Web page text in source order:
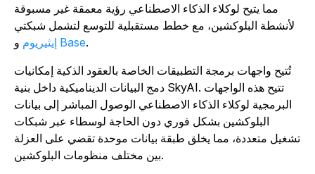
مما يتيح لوكلاء الذكاء الاصطناعي رؤية معمقة غير مسبوقة
لأنشطة البلوكشين، مع خطط مستقبلية للتوسع لتشمل شبكتي
إيثيريوموBase
تُتيح واجهات برمجة التطبيقات الخاصة بالعقود الذكية إمكانيات
دمج البيانات الديناميكية داخل بنية SkyAI. تتيح هذه الواجهات
البرمجية لوكلاء الذكاء الاصطناعي الوصول المباشر إلى بيانات
البلوكشين بشكل فوري دون الحاجة لوسطاء عبر شبكات
متعددة، مما يخلق طبقة بيانات موحدة تقضي على العزلة